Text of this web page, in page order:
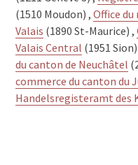
1669 Neirivue
1669 Montbovon
1669 Lessoc
1669 Les Sciernes-
1669 Albeuve
1667 Enney
1666 Villars-sous-Mont
(1510 Moudon) ,Office
Valais (1890 St-Maurice) ,
Valais Central (1951
du canton de Neuchâtel
commerce du canton du
Handelsregisteramt des